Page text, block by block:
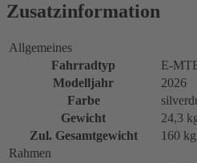
Zusatzinformation
Allgemeines
Fahrradtyp
E-
Modelljahr
2026
Farbe
Gewicht
24,3
Zul. Gesamtgewicht
160 kg
Rahmen